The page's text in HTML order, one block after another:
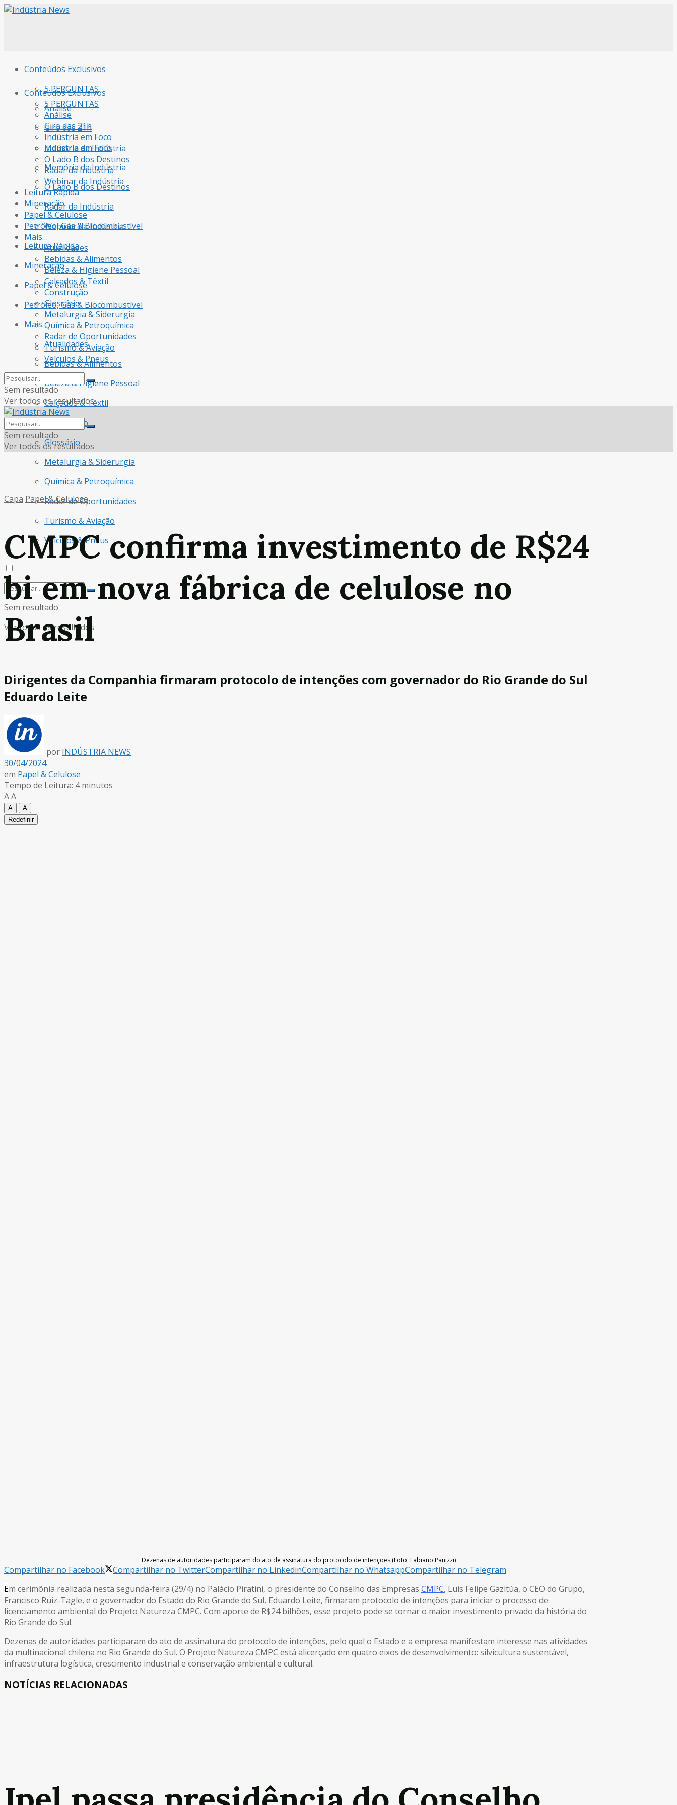
Conteúdos Exclusivos
5 PERGUNTAS
Análise
Giro das 21h
Indústria em Foco
Memória da Indústria
O Lado B dos Destinos
Radar da Indústria
Webinar da Indústria
Leitura Rápida
Mineração
Papel & Celulose
Petróleo, Gás & Biocombustível
Mais…
Atualidades
Bebidas & Alimentos
Beleza & Higiene Pessoal
Calçados & Têxtil
Construção
Glossário
Metalurgia & Siderurgia
Química & Petroquímica
Radar de Oportunidades
Turismo & Aviação
Veículos & Pneus
Sem resultado
Ver todos os resultados
Conteúdos Exclusivos
5 PERGUNTAS
Análise
Giro das 21h
Indústria em Foco
Memória da Indústria
O Lado B dos Destinos
Radar da Indústria
Webinar da Indústria
Leitura Rápida
Mineração
Papel & Celulose
Petróleo, Gás & Biocombustível
Mais…
Atualidades
Bebidas & Alimentos
Beleza & Higiene Pessoal
Calçados & Têxtil
Construção
Glossário
Metalurgia & Siderurgia
Química & Petroquímica
Radar de Oportunidades
Turismo & Aviação
Veículos & Pneus
Sem resultado
Ver todos os resultados
Sem resultado
Ver todos os resultados
Capa Papel & Celulose
CMPC confirma investimento de R$24
bi em nova fábrica de celulose no
Brasil
Dirigentes da Companhia firmaram protocolo de intenções com governador do Rio Grande do Sul
Eduardo Leite
por INDÚSTRIA NEWS
30/04/2024
em Papel & Celulose
Tempo de Leitura: 4 minutos
AA
A
A
Redefinir
Dezenas de autoridades participaram do ato de assinatura do protocolo de intenções (Foto: Fabiano Panizzi)
Compartilhar no Facebook Compartilhar no TwitterCompartilhar no LinkedinCompartilhar no WhatsappCompartilhar no Telegram
Em cerimônia realizada nesta segunda-feira (29/4) no Palácio Piratini, o presidente do Conselho das Empresas CMPC, Luis Felipe Gazitúa, o CEO do Grupo,
Francisco Ruiz-Tagle, e o governador do Estado do Rio Grande do Sul, Eduardo Leite, firmaram protocolo de intenções para iniciar o processo de
licenciamento ambiental do Projeto Natureza CMPC. Com aporte de R$24 bilhões, esse projeto pode se tornar o maior investimento privado da história do
Rio Grande do Sul.
Dezenas de autoridades participaram do ato de assinatura do protocolo de intenções, pelo qual o Estado e a empresa manifestam interesse nas atividades
da multinacional chilena no Rio Grande do Sul. O Projeto Natureza CMPC está alicerçado em quatro eixos de desenvolvimento: silvicultura sustentável,
infraestrutura logística, crescimento industrial e conservação ambiental e cultural.
NOTÍCIAS RELACIONADAS